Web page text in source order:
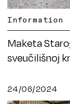
Information
Maketa
sveučilišnoj
24/06/2024